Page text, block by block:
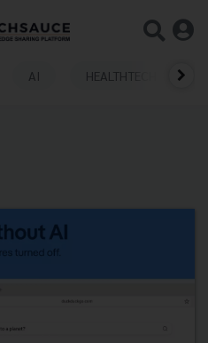
AI HEALTHTECH